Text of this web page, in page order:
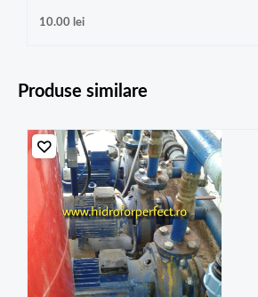
10.00 lei
Produse similare